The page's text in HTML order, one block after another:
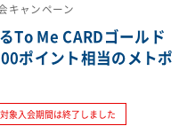
キャンペーン
To Me CARDゴールド
ポイント相当のメトポ
象入会期間は終了しました